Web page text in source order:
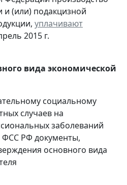
и (или) подакцизной
уплачивают
2015 г.
вида экономической
социальному
случаев на
заболеваний
ФСС РФ документы,
основного вида